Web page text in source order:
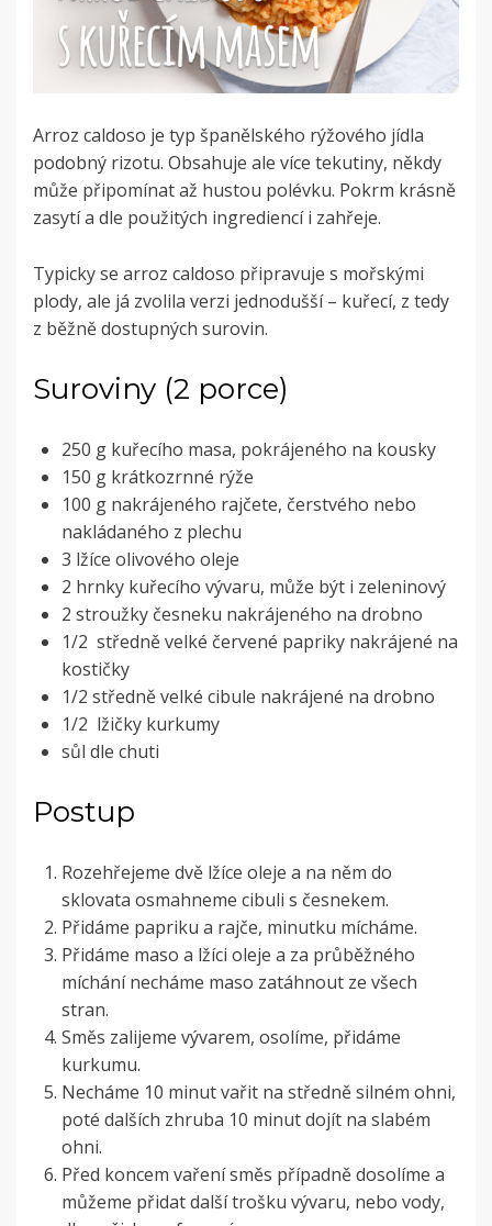
Arroz caldoso je typ španělského rýžového jídla
podobný rizotu. Obsahuje ale více tekutiny, někdy
může připomínat až hustou polévku. Pokrm krásně
zasytí a dle použitých ingrediencí i zahřeje.
Typicky se arroz caldoso připravuje s mořskými
plody, ale já zvolila verzi jednodušší – kuřecí, z tedy
z běžně dostupných surovin.
Suroviny (2 porce)
250 g kuřecího masa, pokrájeného na kousky
150 g krátkozrnné rýže
100 g nakrájeného rajčete, čerstvého nebo
nakládaného z plechu
3 lžíce olivového oleje
2 hrnky kuřecího vývaru, může být i zeleninový
2 stroužky česneku nakrájeného na drobno
1/2 středně velké červené papriky nakrájené na
kostičky
1/2 středně velké cibule nakrájené na drobno
1/2 lžičky kurkumy
sůl dle chuti
Postup
Rozehřejeme dvě lžíce oleje a na něm do
sklovata osmahneme cibuli s česnekem.
Přidáme papriku a rajče, minutku mícháme.
Přidáme maso a lžíci oleje a za průběžného
míchání necháme maso zatáhnout ze všech
stran.
Směs zalijeme vývarem, osolíme, přidáme
kurkumu.
Necháme 10 minut vařit na středně silném ohni,
poté dalších zhruba 10 minut dojít na slabém
ohni.
Před koncem vaření směs případně dosolíme a
můžeme přidat další trošku vývaru, nebo vody,